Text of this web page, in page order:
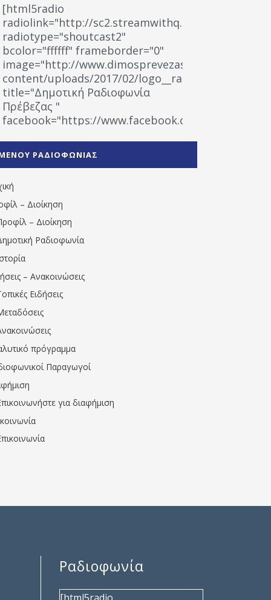
[html5radio
radiolink="http://sc2.streamwithq.com:8028/
radiotype="shoutcast2"
bcolor="ffffff" frameborder="0"
image="http://www.dimosprevezas.gr/wp-
content/uploads/2017/02/logo__radiofonias.jpg"
title="Δημοτική Ραδιοφωνία
Πρέβεζας "
facebook="https://www.facebook.com/
1531194763766854/" artist="" ]
ΡΑΔΙΟΦΩΝΙΑΣ
– Διοίκηση
– Διοίκηση
Ραδιοφωνία
– Ανακοινώσεις
Ειδήσεις
πρόγραμμα
Παραγωγοί
για διαφήμιση
Ραδιοφωνία